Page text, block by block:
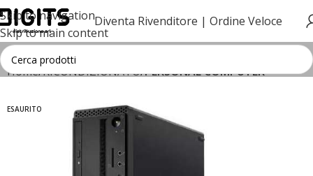
Skip to navigation
Skip to main content
Diventa Rivenditore | Ordine Veloce
Home RICONDIZIONATO PERSONAL COMPUTER
ESAURITO